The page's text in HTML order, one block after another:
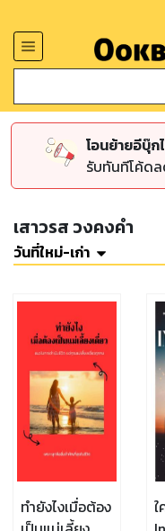
โอนย้ายอีบุ๊ก
รับทันทีโค้ด
เสาวรส วงคงคำ
วันที่ใหม่-เก่า
ทำยังไงเมื่อต้อง